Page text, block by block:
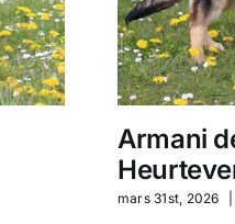
Armani
mars 31st, 2026